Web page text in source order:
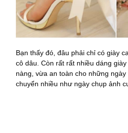
Bạn thấy đó, đâu phải chỉ có giày
cô dâu. Còn rất rất nhiều dáng
nàng, vừa an toàn cho những
chuyển nhiều như ngày chụp ảnh